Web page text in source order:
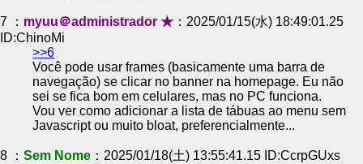
7 ： myuu＠administrador ★ ：2025/01/15(水) 18:49:01.25
ID:ChinoMi
>>6
Você pode usar frames (basicamente uma barra de
navegação) se clicar no banner na homepage. Eu não
sei se fica bom em celulares, mas no PC funciona.
Vou ver como adicionar a lista de tábuas ao menu sem
Javascript ou muito bloat, preferencialmente...
8 ： Sem Nome ：2025/01/18(土) 13:55:41.15 ID:CcrpGUxs